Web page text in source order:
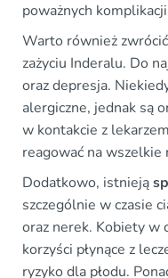
poważnych
Warto również
zażyciu Inderalu. Do
oraz depresja.
alergiczne, jednak są
w kontakcie z
reagować na wszelkie
Dodatkowo, istnieją
szczególnie w czasie
oraz nerek. Kobiety w
korzyści płynące z
ryzyko dla płodu.